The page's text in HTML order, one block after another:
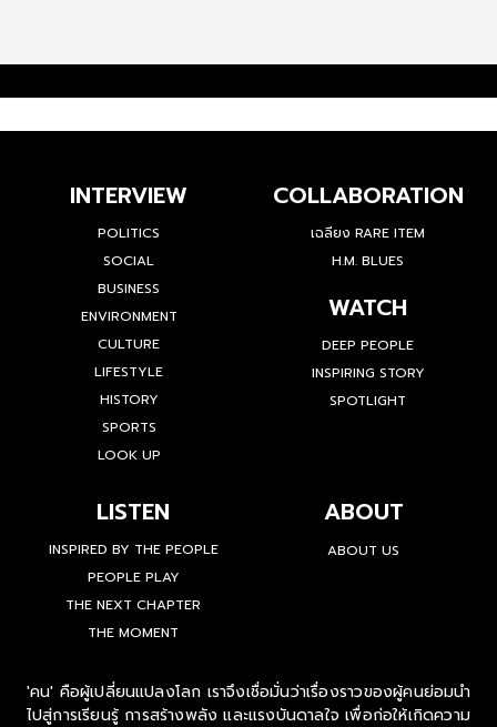
INTERVIEW
POLITICS
SOCIAL
BUSINESS
ENVIRONMENT
CULTURE
LIFESTYLE
HISTORY
SPORTS
LOOK UP
COLLABORATION
เฉลียง RARE ITEM
H.M. BLUES
WATCH
DEEP PEOPLE
INSPIRING STORY
SPOTLIGHT
LISTEN
INSPIRED BY THE PEOPLE
PEOPLE PLAY
THE NEXT CHAPTER
THE MOMENT
ABOUT
ABOUT US
'คน' คือผู้เปลี่ยนแปลงโลก เราจึงเชื่อมั่นว่าเรื่องราวของผู้คนย่อมนำ
ไปสู่การเรียนรู้ การสร้างพลัง และแรงบันดาลใจ เพื่อก่อให้เกิดความ